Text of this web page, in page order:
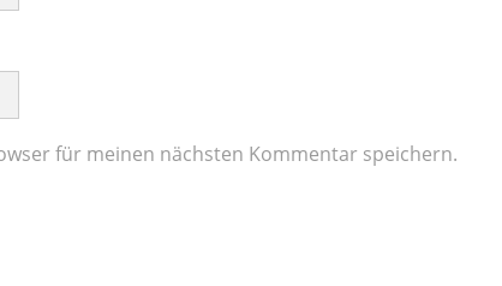
für meinen nächsten Kommentar speichern.